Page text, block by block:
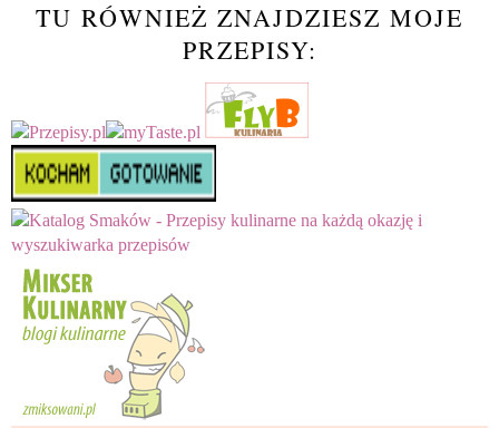
TU RÓWNIEŻ ZNAJDZIESZ MOJE
PRZEPISY: